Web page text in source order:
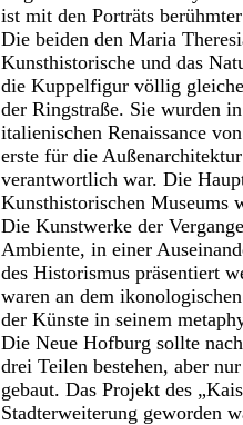
ist mit den Porträts
Die beiden den Maria
Kunsthistorische und das
die Kuppelfigur völlig
der Ringstraße. Sie wurden
italienischen Renaissance
erste für die
verantwortlich war. Die
Kunsthistorischen Museums
Die Kunstwerke der
Ambiente, in einer
des Historismus präsentiert
waren an dem
der Künste in seinem
Die Neue Hofburg sollte
drei Teilen bestehen, aber
gebaut. Das Projekt des
Stadterweiterung geworden